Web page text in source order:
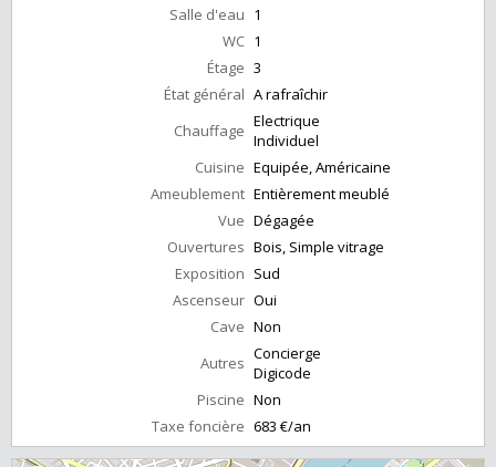
Salle d'eau 1
WC 1
Étage 3
État général A rafraîchir
Chauffage Electrique
Individuel
Cuisine Equipée, Américaine
Ameublement Entièrement meublé
Vue Dégagée
Ouvertures Bois, Simple vitrage
Exposition Sud
Ascenseur Oui
Cave Non
Autres Concierge
Digicode
Piscine Non
Taxe foncière 683 €/an